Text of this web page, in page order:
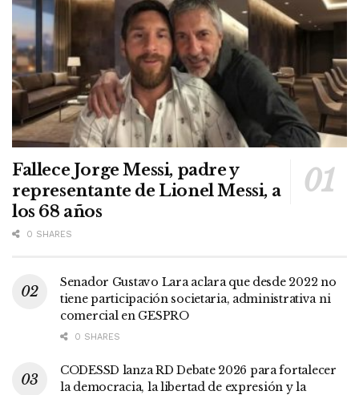
Fallece Jorge Messi, padre y
representante de Lionel Messi, a
los 68 años
0 SHARES
Senador Gustavo Lara aclara que desde 2022 no
tiene participación societaria, administrativa ni
comercial en GESPRO
0 SHARES
CODESSD lanza RD Debate 2026 para fortalecer
la democracia, la libertad de expresión y la